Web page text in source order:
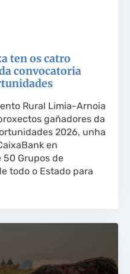
ten os catro
convocatoria
Rural Limia-Arnoia
gañadores da
2026, unha
en
50 Grupos de
todo o Estado para